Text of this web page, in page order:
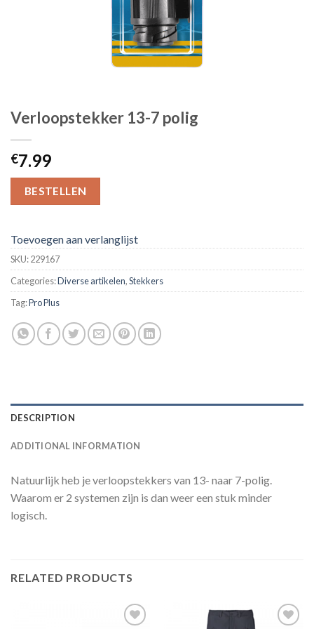
Verloopstekker 13-7 polig
€7.99
BESTELLEN
Toevoegen aan verlanglijst
SKU:229167
Categories:Diverse artikelen,Stekkers
Tag:Pro Plus
DESCRIPTION
ADDITIONAL INFORMATION
Natuurlijk heb je verloopstekkers van 13- naar 7-polig.
Waarom er 2 systemen zijn is dan weer een stuk minder
logisch.
RELATED PRODUCTS